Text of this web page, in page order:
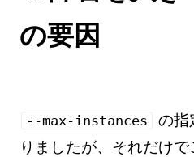
の要因
--max-instances
の指
りましたが、それだけ